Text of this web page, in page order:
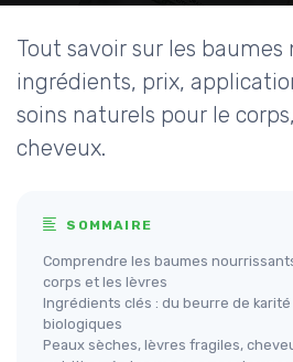
Tout savoir sur les baumes
ingrédients, prix,
soins naturels pour le
cheveux.
SOMMAIRE
Comprendre les baumes
corps et les lèvres
Ingrédients clés : du beurre de
biologiques
Peaux sèches, lèvres fragiles,